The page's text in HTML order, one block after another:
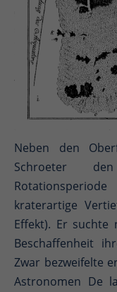
Neben den
Schroeter
kraterartige
Effekt). Er suchte
Beschaffenheit
Zwar bezweifelte
Astronomen De